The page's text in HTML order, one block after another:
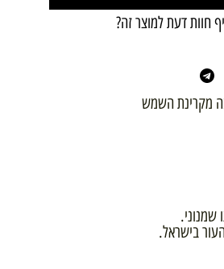
חוות דעת למוצר זה?
מקרינת השמש
שמנוני.
בישראל.